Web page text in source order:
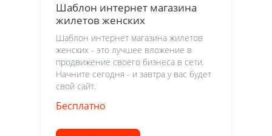
Шаблон интернет магазина
жилетов женских
Шаблон интернет магазина жилетов
женских - это лучшее вложение в
продвижение своего бизнеса в сети.
Начните сегодня - и завтра у вас будет
свой сайт.
Бесплатно